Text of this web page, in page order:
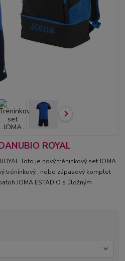
ROYAL
Toto je nový tréninkový set JOMA
tréninkový , nebo zápasový komplet
JOMA ESTADIO s úložným